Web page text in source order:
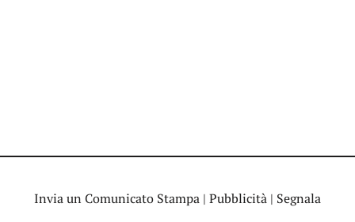
Invia un Comunicato Stampa | Pubblicità | Segnala